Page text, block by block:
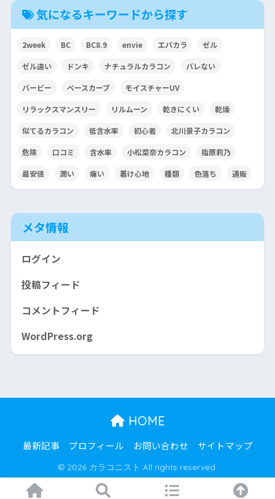
気になるキーワードから探す
2week BC BC8.9 envie エバカラ ゼル
ゼル違い ドンキ ナチュラルカラコン バレない
バービー ベースカーブ モイスチャーUV
リラックスマンスリー リルムーン 乾きにくい 乾燥
似てるカラコン 低含水率 初心者 北川景子カラコン
危険 口コミ 含水率 小松菜奈カラコン 指原莉乃
最安値 潤い 痛い 着け心地 種類 色落ち 通販
メタ情報
ログイン
投稿フィード
コメントフィード
WordPress.org
HOME
最新記事 プロフィール お問い合わせ サイトマップ
© 2026 カラコニスト All rights reserved.